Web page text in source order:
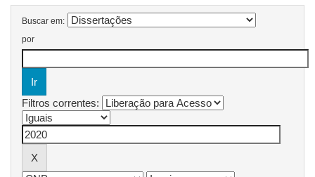
Buscar em:
por
Filtros correntes: